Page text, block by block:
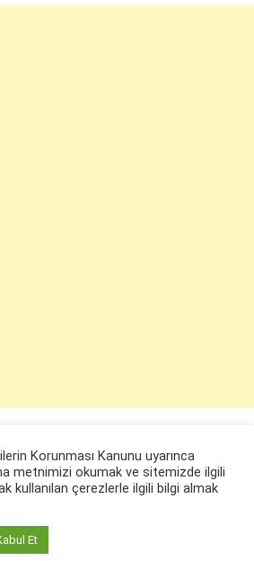
2022
Korunması Kanunu uyarınca
metnimizi okumak ve sitemizde ilgili
kullanılan çerezlerle ilgili bilgi almak
Et